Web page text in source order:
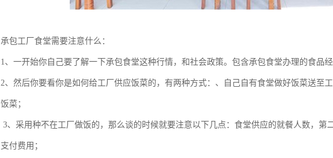
承包工厂食堂需要注意什么：
1、一开始你自己要了解一下承包食堂这种行情，和社会政策。包含承包食堂办理的食品
2、然后你要看你是如何给工厂供应饭菜的，有两种方式：、自己自有食堂做好饭菜送至
饭菜；
3、采用种不在工厂做饭的，那么谈的时候就要注意以下几点：食堂供应的就餐人数，第
支付费用；